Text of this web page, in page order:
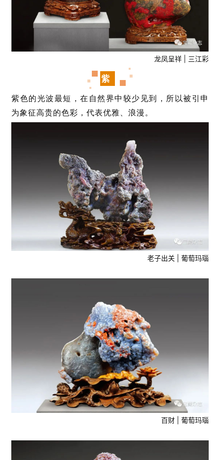
龙凤呈祥 | 三江彩
紫
紫色的光波最短，在自然界中较少见到，所以被引申
为象征高贵的色彩，代表优雅、浪漫。
老子出关 | 葡萄玛瑙
百财 | 葡萄玛瑙